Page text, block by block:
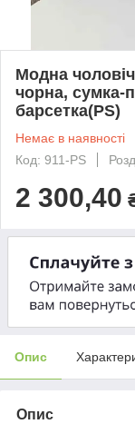
Модна
чорна, сумка-
барсетка(PS)
Немає в наявності
Код: 911-PS
2 300,40
Опис
Опис